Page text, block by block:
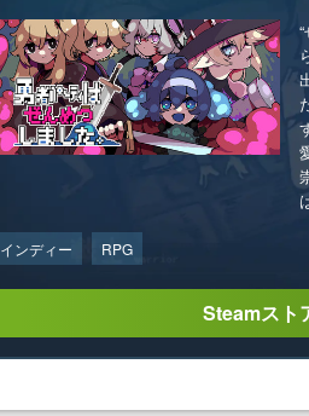
インディー RPG
Steamスト